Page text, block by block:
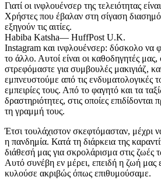
Γιατί οι ινφλουένσερ της τελειότητας
Χρήστες που έβαλαν στη σίγαση
εξηγούν τις αιτίες.
Habiba Katsha— HuffPost U.K.
Instagram και ινφλουένσερ: δύσκολο να
το άλλο. Αυτοί είναι οι καθοδηγητές μας,
στρεφόμαστε για συμβουλές μακιγιάζ,
εμπνευστούμε από τις ενδυματολογικές
εμπειρίες τους. Από το φαγητό και τα
δραστηριότητες, στις οποίες
τη γραμμή τους.
Έτσι τουλάχιστον σκεφτόμασταν, μέχρι
η πανδημία. Κατά τη διάρκεια της
διάθεσή μας για σκρολάρισμα στις ζωές
Αυτό συνέβη εν μέρει, επειδή η ζωή μας
κυλούσε ακριβώς όπως επιθυμούσαμε.